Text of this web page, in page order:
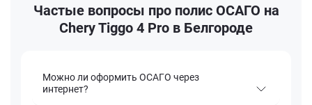
Частые вопросы про полис ОСАГО на
Chery Tiggo 4 Pro в Белгороде
Можно ли оформить ОСАГО через
интернет?